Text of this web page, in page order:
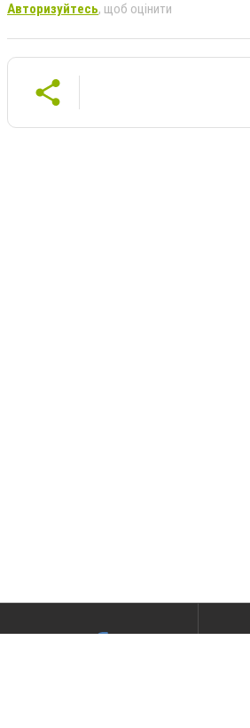
Авторизуйтесь, щоб оцінити